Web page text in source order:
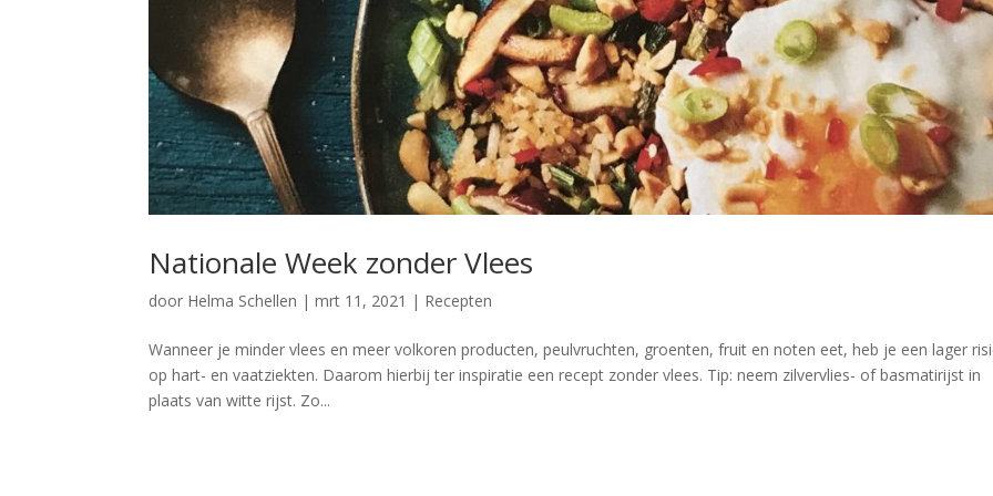
Nationale Week zonder Vlees
door Helma Schellen |mrt 11, 2021 | Recepten
Wanneer je minder vlees en meer volkoren producten, peulvruchten, groenten, fruit en noten eet, heb je een lager
op hart- en vaatziekten. Daarom hierbij ter inspiratie een recept zonder vlees. Tip: neem zilvervlies- of basmatirijst in
plaats van witte rijst. Zo...